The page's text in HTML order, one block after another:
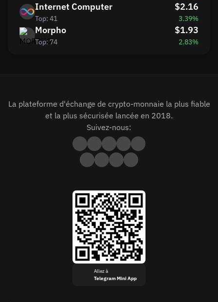
Internet Computer
Top: 41
$2.16
3.39%
Morpho
Top: 74
$1.93
2.83%
La plateforme d'échange de crypto-monnaie la plus fiable
et la plus sécurisée lancée en 2018.
Suivez-nous:
Allez à
Telegram Mini App